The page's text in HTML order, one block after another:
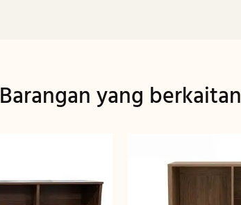
Barangan yang berkaitan